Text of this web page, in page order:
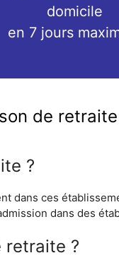
domicile
en 7 jours
de retraite
?
dans ces
dans des
retraite ?